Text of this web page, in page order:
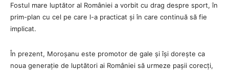
Fostul mare luptător al României a vorbit cu drag despre sport, în
prim-plan cu cel pe care l-a practicat și în care continuă să fie
implicat.
În prezent, Moroșanu este promotor de gale și își dorește ca
noua generație de luptători ai României să urmeze pașii corecți,